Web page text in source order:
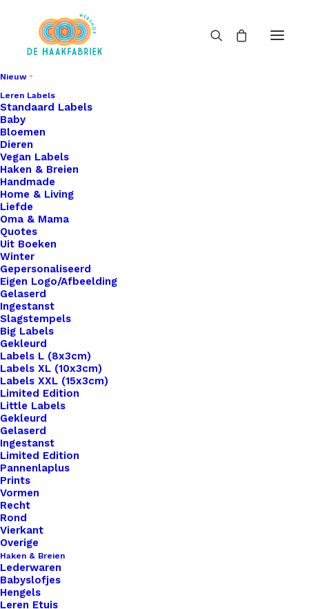
Nieuw
Leren Labels
Standaard Labels
Baby
Bloemen
Dieren
Vegan Labels
Haken & Breien
Handmade
Home & Living
Liefde
Oma & Mama
Quotes
Uit Boeken
Winter
Gepersonaliseerd
Eigen Logo/Afbeelding
Gelaserd
Ingestanst
Slagstempels
Big Labels
Gekleurd
Labels L (8x3cm)
Labels XL (10x3cm)
Labels XXL (15x3cm)
Limited Edition
Little Labels
Gekleurd
Gelaserd
Ingestanst
Limited Edition
Pannenlaplus
Prints
Vormen
Recht
Rond
Vierkant
Overige
Haken & Breien
Lederwaren
Babyslofjes
Hengels
Leren Etuis
Home
Kunststof Knoopje 25mm Stoer
Kunststof Knoopje
25mm Stoer
€1,50